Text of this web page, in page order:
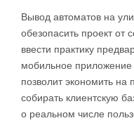
Вывод автоматов на
обезопасить проект от
ввести практику
мобильное
позволит экономить на
собирать клиентскую
о реальном числе